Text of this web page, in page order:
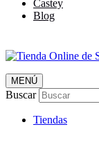
Castey
Blog
Tienda Online de
Nuevos Modelos
MENÚ
Buscar
Tiendas